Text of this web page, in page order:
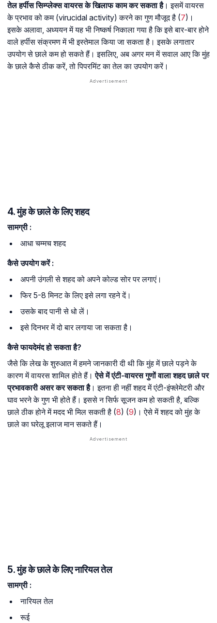
तेल हर्पीस सिम्प्लेक्स वायरस के खिलाफ काम कर सकता है। इसमें वायरस
के प्रभाव को कम (virucidal activity) करने का गुण मौजूद है (7)।
इसके अलावा, अध्ययन में यह भी निष्कर्ष निकाला गया है कि इसे बार-बार होने
वाले हर्पीस संक्रमण में भी इस्तेमाल किया जा सकता है। इसके लगातार
उपयोग से छाले कम हो सकते हैं। इसलिए, अब अगर मन में सवाल आए कि मुंह
के छाले कैसे ठीक करें, तो पिपरमिंट का तेल का उपयोग करें।
4. मुंह के छाले के लिए शहद
सामग्री:
आधा चम्मच शहद
कैसे उपयोग करें:
अपनी उंगली से शहद को अपने कोल्ड सोर पर लगाएं।
फिर 5-8 मिनट के लिए इसे लगा रहने दें।
उसके बाद पानी से धो लें।
इसे दिनभर में दो बार लगाया जा सकता है।
कैसे फायदेमंद हो सकता है?
जैसे कि लेख के शुरुआत में हमने जानकारी दी थी कि मुंह में छाले पड़ने के
कारण में वायरस शामिल होते हैं।ऐसे में एंटी-वायरस गुणों वाला शहद छाले पर
प्रभावकारी असर कर सकता है। इतना ही नहीं शहद में एंटी-इंफ्लेमेटरी और
घाव भरने के गुण भी होते हैं। इससे न सिर्फ सूजन कम हो सकती है, बल्कि
छाले ठीक होने में मदद भी मिल सकती है (8) (9)। ऐसे में शहद को मुंह के
छाले का घरेलू इलाज मान सकते हैं।
5. मुंह के छाले के लिए नारियल तेल
सामग्री:
नारियल तेल
रूई